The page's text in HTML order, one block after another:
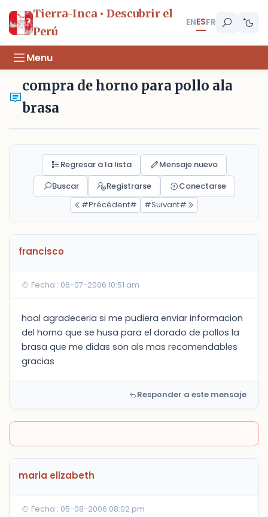
Tierra-Inca • Descubrir el
Perú
ENESFR
Menu
compra de horno para pollo ala
brasa
Regresar a la lista
Mensaje nuevo
Buscar
Registrarse
Conectarse
#Précédent#
#Suivant#
francisco
Fecha : 06-07-2006 10:51 am
hoal agradeceria si me pudiera enviar informacion
del horno que se husa para el dorado de pollos la
brasa que me didas son als mas recomendables
gracias
Responder a este mensaje
maria elizabeth
Fecha : 05-08-2006 08:02 pm